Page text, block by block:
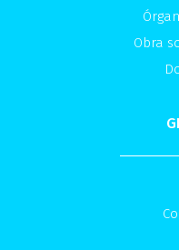
Obra